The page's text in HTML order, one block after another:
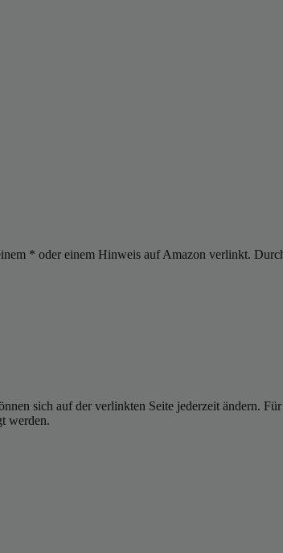
* oder einem Hinweis auf Amazon verlinkt.
sich auf der verlinkten Seite jederzeit ändern.
werden.